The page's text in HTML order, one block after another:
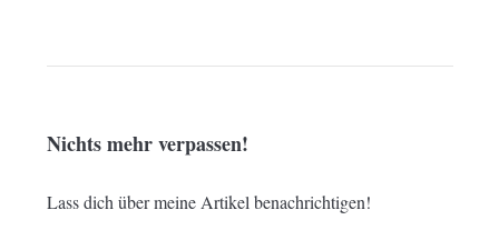
Nichts mehr verpassen!
Lass dich über meine Artikel benachrichtigen!